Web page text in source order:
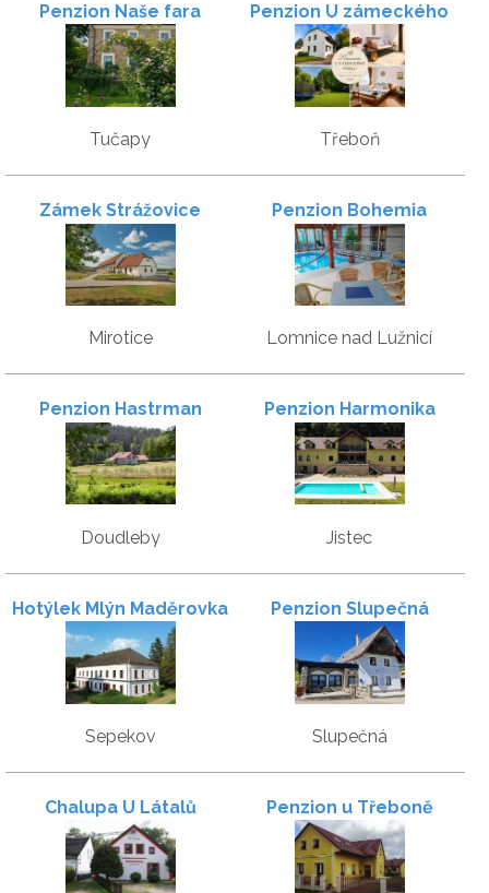
Penzion Naše fara
Tučapy
Penzion U zámeckého
parku
Třeboň
Zámek Strážovice
Mirotice
Penzion Bohemia
Lomnice nad Lužnicí
Penzion Hastrman
Doudleby
Penzion Harmonika
Jistec
Hotýlek Mlýn Maděrovka
Sepekov
Penzion Slupečná
Slupečná
Chalupa U Látalů Penzion u Třeboně